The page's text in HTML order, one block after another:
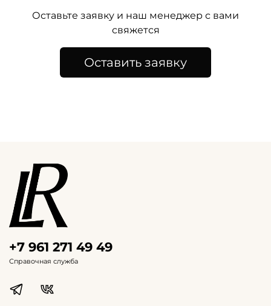
Оставьте заявку и наш менеджер с вами
свяжется
Оставить заявку
+7 961 271 49 49
Справочная служба